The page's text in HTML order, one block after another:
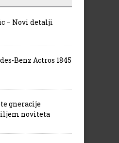
– Novi detalji
Benz Actros 1845
gneracije
noviteta